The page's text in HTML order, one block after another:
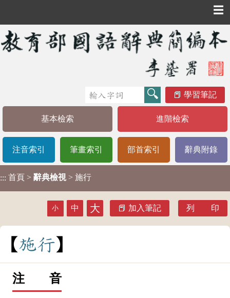
☰
學習筆記
基本檢索 進階檢索
注音索引 筆畫索引 部首索引 辭典附錄
::: 首頁 > 辭典檢視 > 施行
小 中 大 加入筆記 列 印
施行
注 音